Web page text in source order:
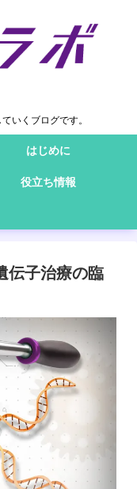
いくブログです。
はじめに
役立ち情報
伝子治療の臨